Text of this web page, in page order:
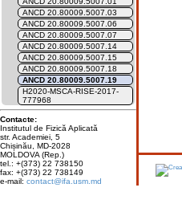
ANCD 20.80009.5007.03
ANCD 20.80009.5007.06
ANCD 20.80009.5007.07
ANCD 20.80009.5007.14
ANCD 20.80009.5007.15
ANCD 20.80009.5007.18
ANCD 20.80009.5007.19
H2020-MSCA-RISE-2017-
777968
Contacte:
Institutul de Fizică Aplicată
str. Academiei, 5
Chișinău, MD-2028
MOLDOVA (Rep.)
tel.: +(373) 22 738150
fax: +(373) 22 738149
e-mail: contact@ifa.usm.md